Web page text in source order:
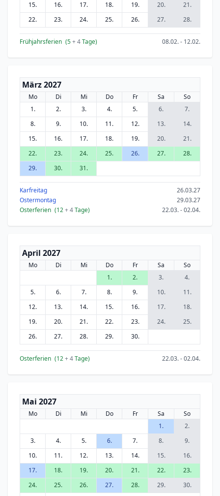
15.
16. 17. 18. 19. 20.
21.
22.
23. 24. 25. 26. 27. 28.
Frühjahrsferien (5+ 4Tage) 08.02. - 12.02.
März 2027
Mo Di Mi Do Fr Sa
So
1.
2. 3. 4. 5. 6.
7.
8.
9. 10. 11. 12. 13.
14.
15.
16. 17. 18. 19. 20.
21.
22.
23. 24. 25. 26. 27.
28.
29.
30. 31.
Karfreitag
26.03.27
Ostermontag
29.03.27
Osterferien (12+ 4Tage) 22.03. - 02.04.
April 2027
Mo Di Mi Do Fr Sa
So
1.
2. 3.
4.
5.
6. 7. 8. 9. 10.
11.
12.
13. 14. 15. 16. 17.
18.
19.
20. 21. 22. 23. 24.
25.
26.
27. 28. 29. 30.
Osterferien (12+ 4Tage) 22.03. - 02.04.
Mai 2027
Mo Di Mi Do Fr Sa
So
1.
2.
3.
4. 5. 6. 7. 8.
9.
10.
11. 12. 13. 14. 15.
16.
17.
18. 19. 20. 21. 22.
23.
24.
25. 26. 27. 28. 29.
30.